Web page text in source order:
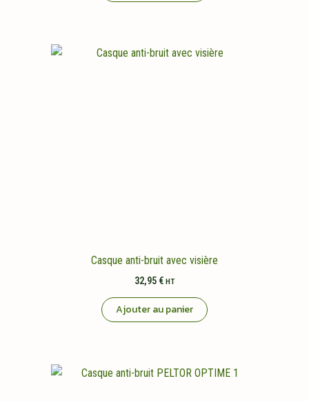
Casque anti-bruit avec visière
32,95 € HT
Ajouter au panier